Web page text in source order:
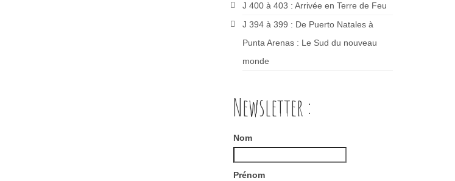
J 400 à 403 : Arrivée en Terre de Feu
J 394 à 399 : De Puerto Natales à
Punta Arenas : Le Sud du nouveau
monde
Newsletter :
Nom
Prénom